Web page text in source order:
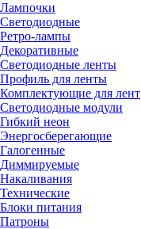
Лампочки
Светодиодные
Ретро-лампы
Декоративные
Светодиодные ленты
Профиль для ленты
Комплектующие для лент
Светодиодные модули
Гибкий неон
Энергосберегающие
Галогенные
Диммируемые
Накаливания
Технические
Блоки питания
Патроны